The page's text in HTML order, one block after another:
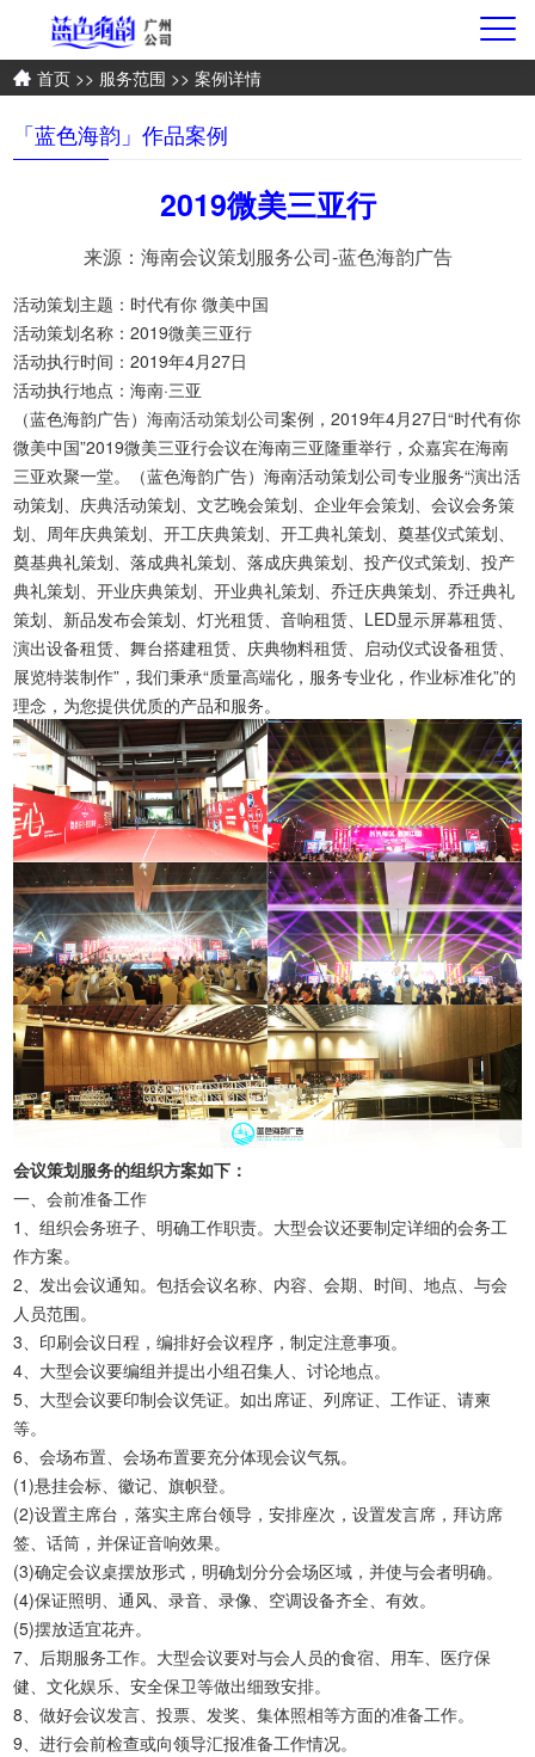
首页 >> 服务范围 >> 案例详情
「蓝色海韵」作品案例
2019微美三亚行
来源：海南会议策划服务公司-蓝色海韵广告
活动策划主题：时代有你 微美中国
活动策划名称：2019微美三亚行
活动执行时间：2019年4月27日
活动执行地点：海南·三亚
（蓝色海韵广告）海南活动策划公司案例，2019年4月27日“时代有你
微美中国”2019微美三亚行会议在海南三亚隆重举行，众嘉宾在海南
三亚欢聚一堂。（蓝色海韵广告）海南活动策划公司专业服务“演出活
动策划、庆典活动策划、文艺晚会策划、企业年会策划、会议会务策
划、周年庆典策划、开工庆典策划、开工典礼策划、奠基仪式策划、
奠基典礼策划、落成典礼策划、落成庆典策划、投产仪式策划、投产
典礼策划、开业庆典策划、开业典礼策划、乔迁庆典策划、乔迁典礼
策划、新品发布会策划、灯光租赁、音响租赁、LED显示屏幕租赁、
演出设备租赁、舞台搭建租赁、庆典物料租赁、启动仪式设备租赁、
展览特装制作”，我们秉承“质量高端化，服务专业化，作业标准化”的
理念，为您提供优质的产品和服务。
会议策划服务的组织方案如下：
一、会前准备工作
1、组织会务班子、明确工作职责。大型会议还要制定详细的会务工
作方案。
2、发出会议通知。包括会议名称、内容、会期、时间、地点、与会
人员范围。
3、印刷会议日程，编排好会议程序，制定注意事项。
4、大型会议要编组并提出小组召集人、讨论地点。
5、大型会议要印制会议凭证。如出席证、列席证、工作证、请柬
等。
6、会场布置、会场布置要充分体现会议气氛。
(1)悬挂会标、徽记、旗帜登。
(2)设置主席台，落实主席台领导，安排座次，设置发言席，拜访席
签、话筒，并保证音响效果。
(3)确定会议桌摆放形式，明确划分分会场区域，并使与会者明确。
(4)保证照明、通风、录音、录像、空调设备齐全、有效。
(5)摆放适宜花卉。
7、后期服务工作。大型会议要对与会人员的食宿、用车、医疗保
健、文化娱乐、安全保卫等做出细致安排。
8、做好会议发言、投票、发奖、集体照相等方面的准备工作。
9、进行会前检查或向领导汇报准备工作情况。